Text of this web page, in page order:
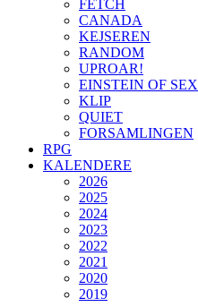
FETCH
CANADA
KEJSEREN
RANDOM
UPROAR!
EINSTEIN OF SEX
KLIP
QUIET
FORSAMLINGEN
RPG
KALENDERE
2026
2025
2024
2023
2022
2021
2020
2019